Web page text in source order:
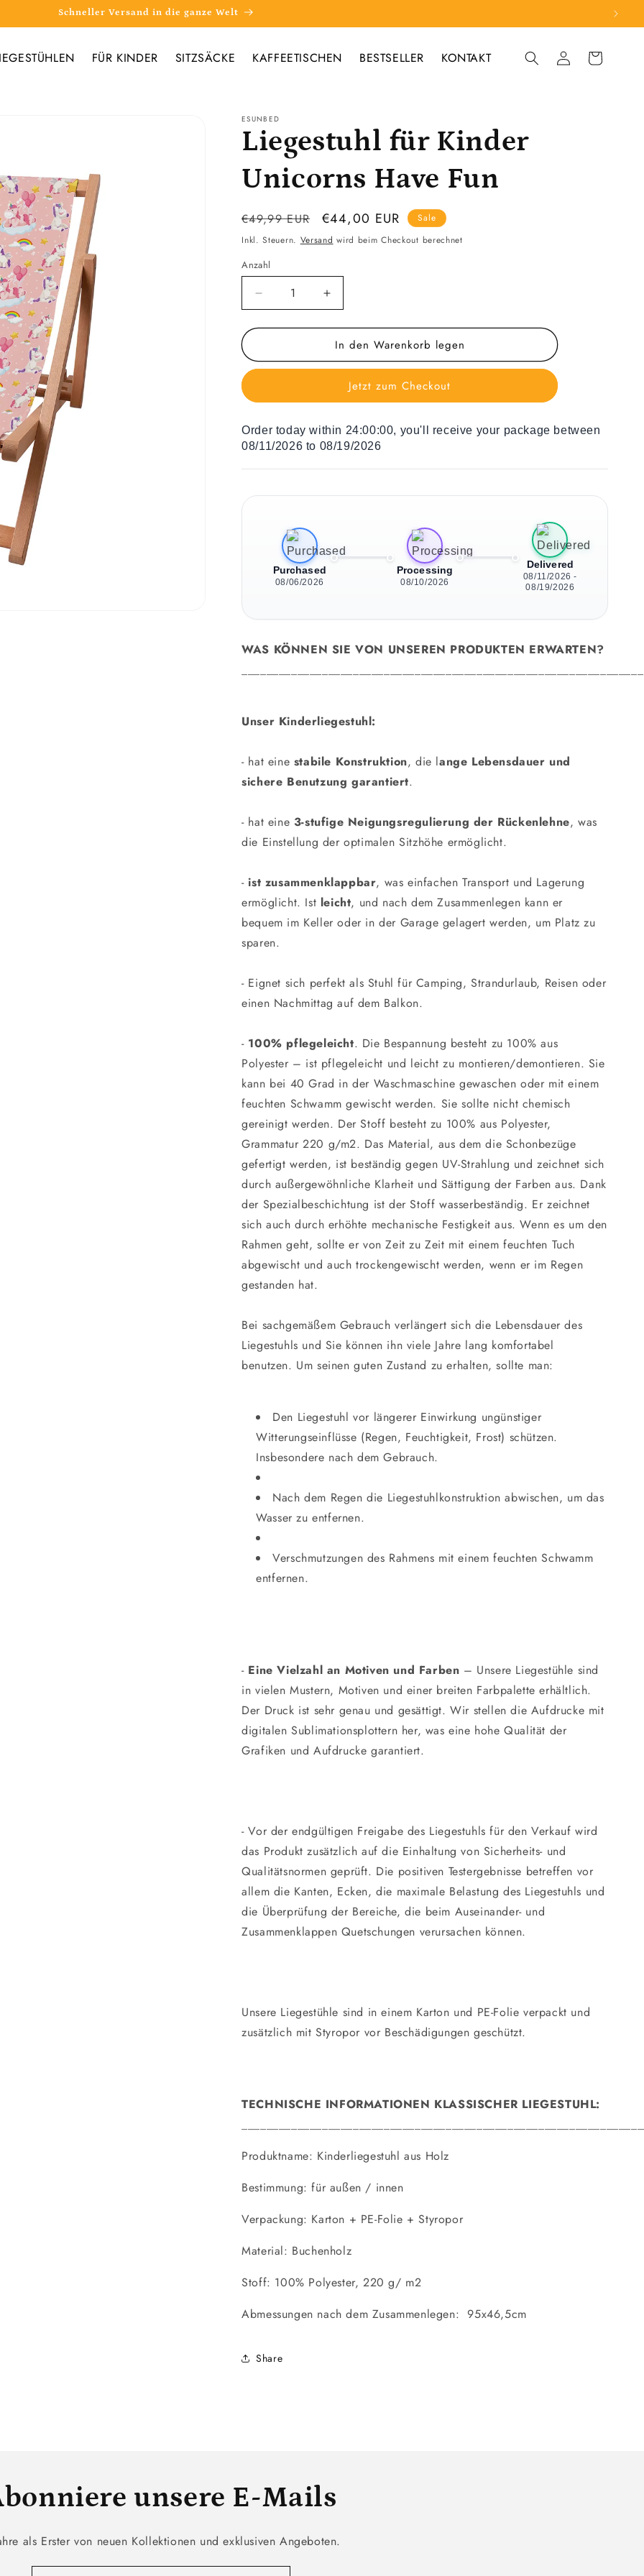
Schneller Versand in die ganze Welt
FÜR KINDER SITZSÄCKE KAFFEETISCHEN BESTSELLER KONTAKT EinloggenWarenkorb
ESUNBED
Liegestuhl für Kinder
Unicorns Have Fun
Normaler
Preis
€49,99 EUR Verkaufspreis
€44,00 EUR
Sale
Inkl. Steuern. Versand wird beim Checkout berechnet
Anzahl
Verringere
die
Menge
Liegestuhl
Unicorns
Fun
Erhöhe
die
Menge
für
Liegestuhl
Kinder
Unicorns
Fun
In den Warenkorb legen
Jetzt zum Checkout
Order today within 24:00:00, you'll receive your package between
08/11/2026 to 08/19/2026
Purchased
08/06/2026
Processing
08/10/2026
Delivered
08/11/2026 -
08/19/2026
WAS KÖNNEN SIE VON UNSEREN PRODUKTEN ERWARTEN?
Unser Kinderliegestuhl:
- hat eine stabile Konstruktion, die lange Lebensdauer und
sichere Benutzung garantiert.
- hat eine 3-stufige Neigungsregulierung der Rückenlehne, was
die Einstellung der optimalen Sitzhöhe ermöglicht.
- ist zusammenklappbar, was einfachen Transport und Lagerung
ermöglicht. Ist leicht, und nach dem Zusammenlegen kann er
bequem im Keller oder in der Garage gelagert werden, um Platz zu
sparen.
- Eignet sich perfekt als Stuhl für Camping, Strandurlaub, Reisen oder
einen Nachmittag auf dem Balkon.
- 100% pflegeleicht. Die Bespannung besteht zu 100% aus
Polyester – ist pflegeleicht und leicht zu montieren/demontieren. Sie
kann bei 40 Grad in der Waschmaschine gewaschen oder mit einem
feuchten Schwamm gewischt werden. Sie sollte nicht chemisch
gereinigt werden. Der Stoff besteht zu 100% aus Polyester,
Grammatur 220 g/m2. Das Material, aus dem die Schonbezüge
gefertigt werden, ist beständig gegen UV-Strahlung und zeichnet sich
durch außergewöhnliche Klarheit und Sättigung der Farben aus. Dank
der Spezialbeschichtung ist der Stoff wasserbeständig. Er zeichnet
sich auch durch erhöhte mechanische Festigkeit aus. Wenn es um den
Rahmen geht, sollte er von Zeit zu Zeit mit einem feuchten Tuch
abgewischt und auch trockengewischt werden, wenn er im Regen
gestanden hat.
Bei sachgemäßem Gebrauch verlängert sich die Lebensdauer des
Liegestuhls und Sie können ihn viele Jahre lang komfortabel
benutzen. Um seinen guten Zustand zu erhalten, sollte man:
Den Liegestuhl vor längerer Einwirkung ungünstiger
Witterungseinflüsse (Regen, Feuchtigkeit, Frost) schützen.
Insbesondere nach dem Gebrauch.
Nach dem Regen die Liegestuhlkonstruktion abwischen, um das
Wasser zu entfernen.
Verschmutzungen des Rahmens mit einem feuchten Schwamm
entfernen.
- Eine Vielzahl an Motiven und Farben – Unsere Liegestühle sind
in vielen Mustern, Motiven und einer breiten Farbpalette erhältlich.
Der Druck ist sehr genau und gesättigt. Wir stellen die Aufdrucke mit
digitalen Sublimationsplottern her, was eine hohe Qualität der
Grafiken und Aufdrucke garantiert.
- Vor der endgültigen Freigabe des Liegestuhls für den Verkauf wird
das Produkt zusätzlich auf die Einhaltung von Sicherheits- und
Qualitätsnormen geprüft. Die positiven Testergebnisse betreffen vor
allem die Kanten, Ecken, die maximale Belastung des Liegestuhls und
die Überprüfung der Bereiche, die beim Auseinander- und
Zusammenklappen Quetschungen verursachen können.
Unsere Liegestühle sind in einem Karton und PE-Folie verpackt und
zusätzlich mit Styropor vor Beschädigungen geschützt.
TECHNISCHE INFORMATIONEN KLASSISCHER LIEGESTUHL:
Produktname: Kinderliegestuhl aus Holz
Bestimmung: für außen / innen
Verpackung: Karton + PE-Folie + Styropor
Material: Buchenholz
Stoff: 100% Polyester, 220 g/ m2
Abmessungen nach dem Zusammenlegen: 95x46,5cm
Share
unsere E-Mails
als Erster von neuen Kollektionen und exklusiven Angeboten.